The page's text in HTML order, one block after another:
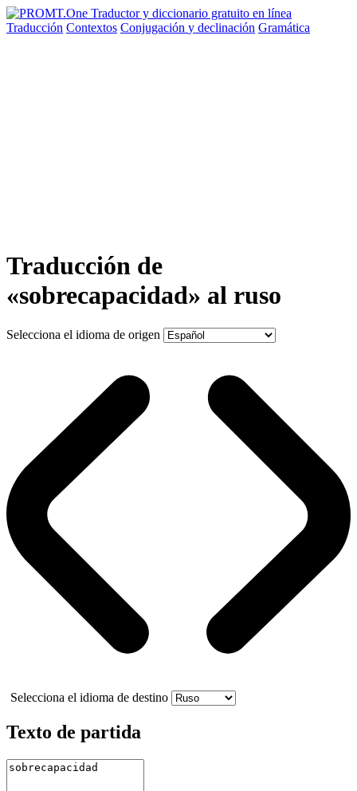
Traducción Contextos Conjugación y declinación Gramática
Traducción de
«sobrecapacidad» al ruso
Selecciona el idioma de origen
Selecciona el idioma de destino
Texto de partida